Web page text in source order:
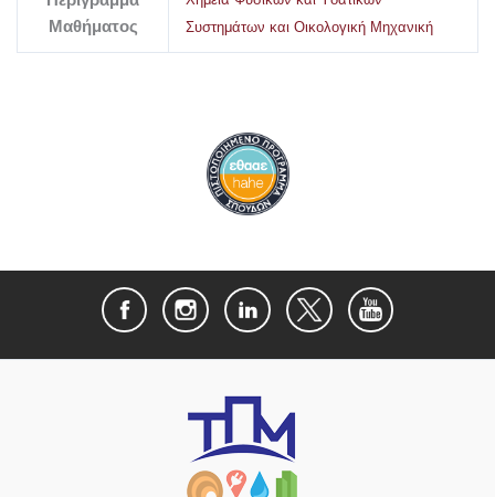
Μαθήματος
Συστημάτων και Οικολογική Μηχανική